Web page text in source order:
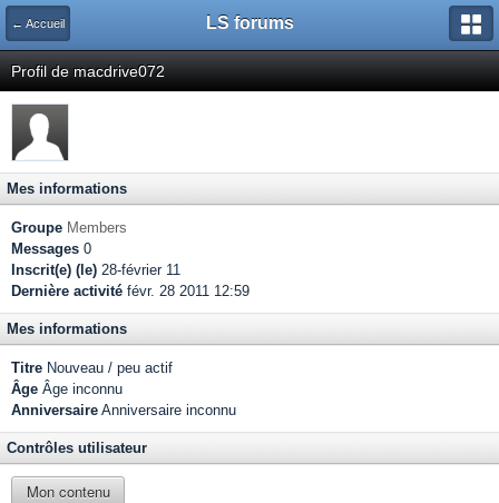
← Accueil LS forums
Profil de macdrive072
Mes informations
Groupe Members
Messages 0
Inscrit(e) (le) 28-février 11
Dernière activité févr. 28 2011 12:59
Mes informations
Titre Nouveau / peu actif
Âge Âge inconnu
Anniversaire Anniversaire inconnu
Contrôles utilisateur
Mon contenu